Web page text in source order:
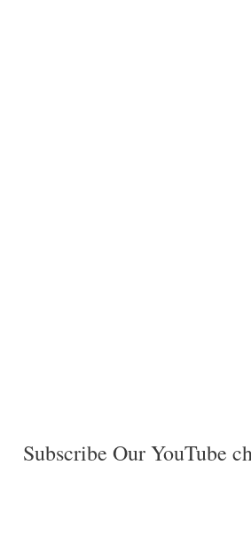
Subscribe Our YouTube